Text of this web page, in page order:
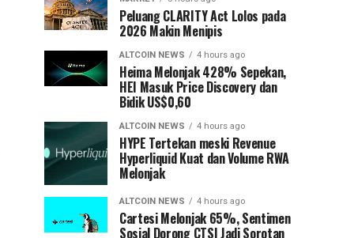
Peluang CLARITY Act Lolos pada
2026 Makin Menipis
ALTCOIN NEWS 4 hours ago
Heima Melonjak 428% Sepekan,
HEI Masuk Price Discovery dan
Bidik US$0,60
ALTCOIN NEWS 4 hours ago
HYPE Tertekan meski Revenue
Hyperliquid Kuat dan Volume RWA
Melonjak
ALTCOIN NEWS 4 hours ago
Cartesi Melonjak 65%, Sentimen
Sosial Dorong CTSI Jadi Sorotan